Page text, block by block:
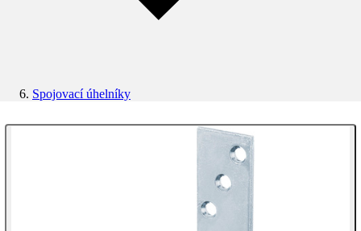
Spojovací úhelníky